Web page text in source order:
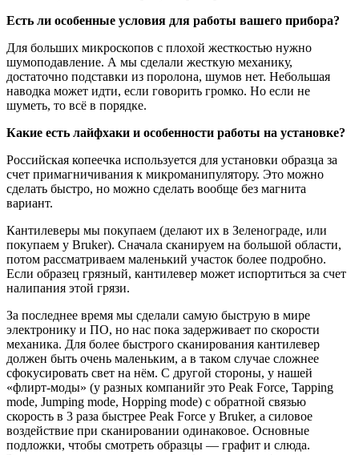
Есть ли особенные условия для работы вашего прибора?
Для больших микроскопов с плохой жесткостью нужно
шумоподавление. А мы сделали жесткую механику,
достаточно подставки из поролона, шумов нет. Небольшая
наводка может идти, если говорить громко. Но если не
шуметь, то всё в порядке.
Какие есть лайфхаки и особенности работы на установке?
Российская копеечка используется для установки образца за
счет примагничивания к микроманипулятору. Это можно
сделать быстро, но можно сделать вообще без магнита
вариант.
Кантилеверы мы покупаем (делают их в Зеленограде, или
покупаем у Bruker). Сначала сканируем на большой области,
потом рассматриваем маленький участок более подробно.
Если образец грязный, кантилевер может испортиться за счет
налипания этой грязи.
За последнее время мы сделали самую быструю в мире
электронику и ПО, но нас пока задерживает по скорости
механика. Для более быстрого сканирования кантилевер
должен быть очень маленьким, а в таком случае сложнее
сфокусировать свет на нём. С другой стороны, у нашей
«флирт-моды» (у разных компанийr это Peak Force, Tapping
mode, Jumping mode, Hopping mode) с обратной связью
скорость в 3 раза быстрее Peak Force у Bruker, а силовое
воздействие при сканировании одинаковое. Основные
подложки, чтобы смотреть образцы — графит и слюда.